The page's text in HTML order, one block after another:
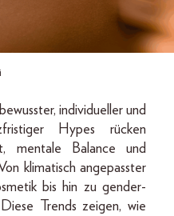
individueller und
Hypes rücken
mentale Balance und
klimatisch angepasster
bis hin zu gender-
Trends zeigen, wie